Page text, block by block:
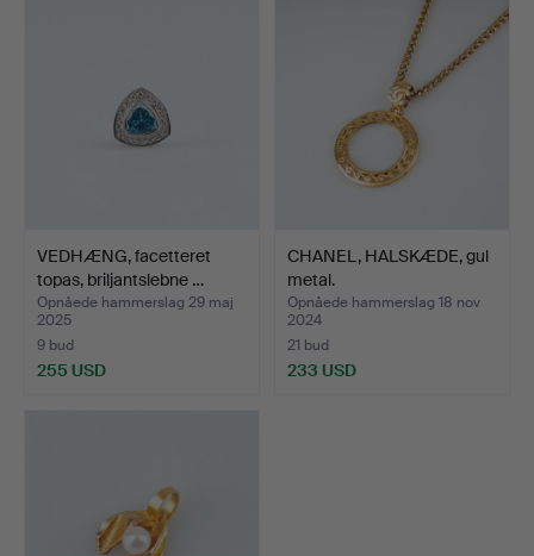
VEDHÆNG, facetteret
topas, briljantslebne …
Opnåede hammerslag 29 maj
2025
9 bud
255 USD
CHANEL, HALSKÆDE, gul
metal.
Opnåede hammerslag 18 nov
2024
21 bud
233 USD